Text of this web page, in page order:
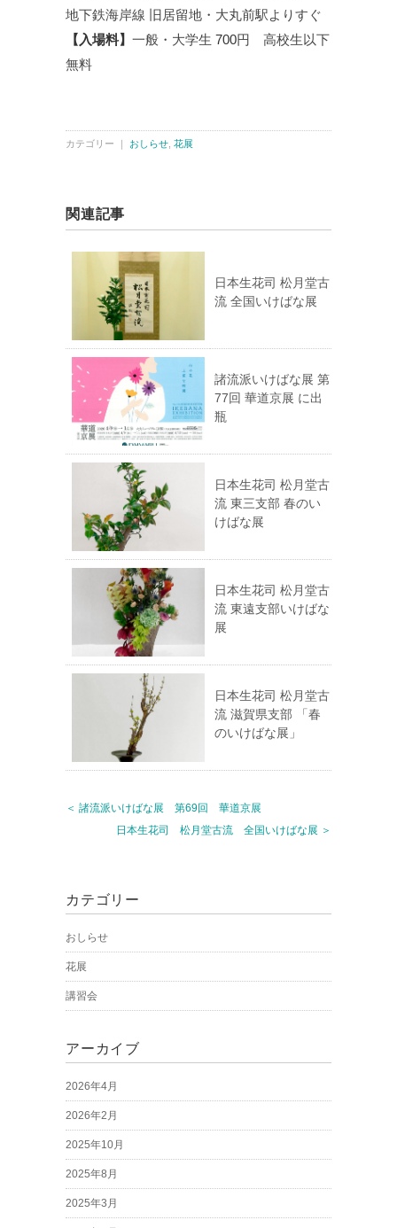
地下鉄海岸線 旧居留地・大丸前駅よりすぐ
【入場料】 一般・大学生 700円 高校生以下
無料
カテゴリー ｜ おしらせ 花展
関連記事
日本生花司 松月堂古
流 全国いけばな展
諸流派いけばな展 第
77回 華道京展 に出
瓶
日本生花司 松月堂古
流 東三支部 春のい
けばな展
日本生花司 松月堂古
流 東遠支部いけばな
展
日本生花司 松月堂古
流 滋賀県支部 「春
のいけばな展」
＜ 諸流派いけばな展 第69回 華道京展
日本生花司 松月堂古流 全国いけばな展 ＞
カテゴリー
おしらせ
花展
講習会
アーカイブ
2026年4月
2026年2月
2025年10月
2025年8月
2025年3月